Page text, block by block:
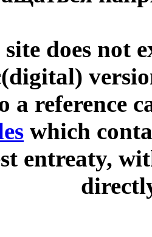
does not
a reference
which
entreaty,